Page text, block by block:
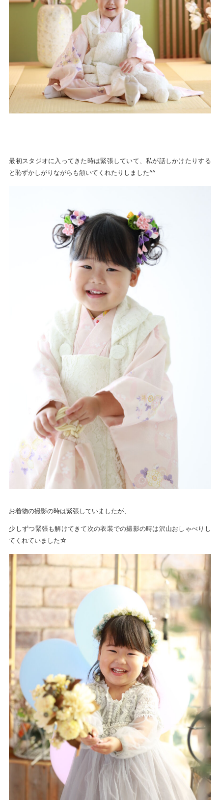
最初スタジオに入ってきた時は緊張していて、私が話しかけたりする
と恥ずかしがりながらも頷いてくれたりしました^^
お着物の撮影の時は緊張していましたが、
少しずつ緊張も解けてきて次の衣装での撮影の時は沢山おしゃべりし
てくれていました☆